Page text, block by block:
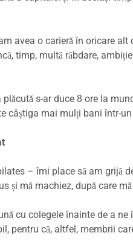
avea o carieră în oricare alt
timp, multă răbdare,
s-ar duce 8 ore la
câștiga mai mulți bani într-
– îmi place să am grijă
și mă machiez, după care
cu colegele înainte de a
pentru că, altfel, membrii